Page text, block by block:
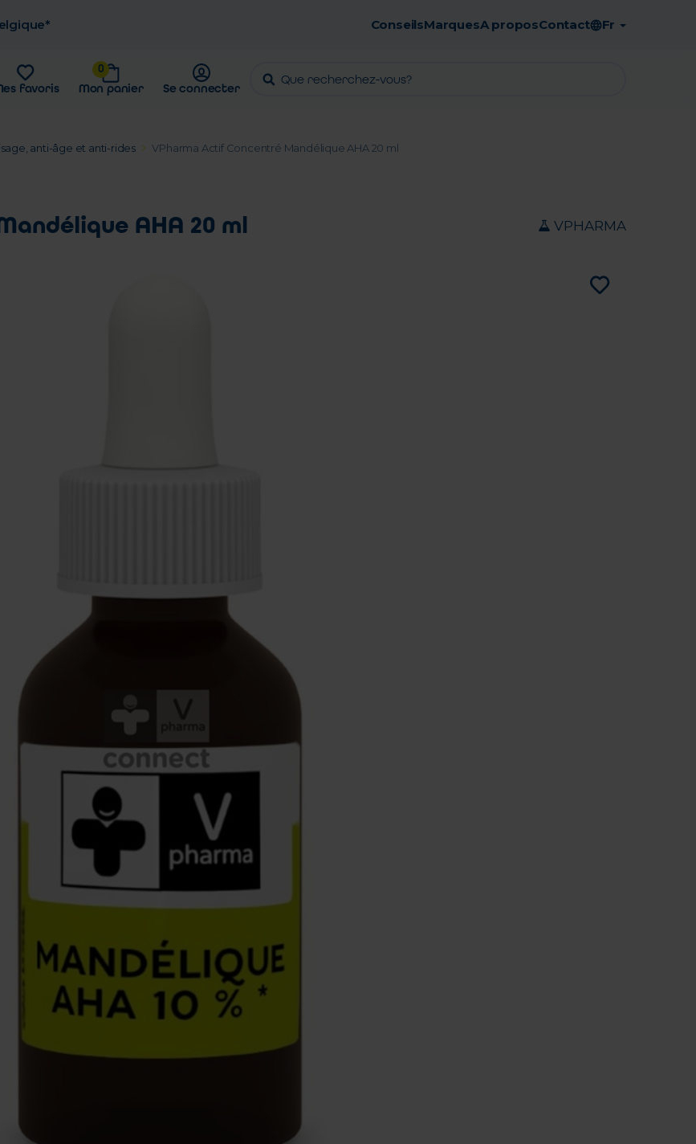
Retrait en pharmacie gratuit
ConseilsMarquesA proposContact Fr
favoris
0
Mon panier Se connecter
anti-âge et anti-rides VPharma Actif Concentré Mandélique AHA 20 ml
AHA 20 ml VPHARMA